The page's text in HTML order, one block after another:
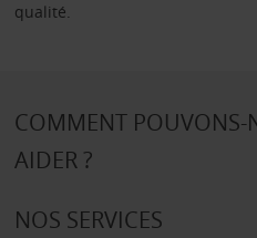
qualité.
COMMENT POUVONS-
AIDER ?
NOS SERVICES